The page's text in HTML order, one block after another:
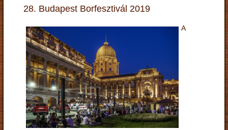
28. Budapest Borfesztivál 2019
A